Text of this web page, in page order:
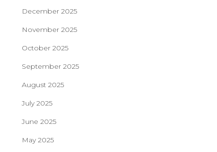
December 2025
November 2025
October 2025
September 2025
August 2025
July 2025
June 2025
May 2025